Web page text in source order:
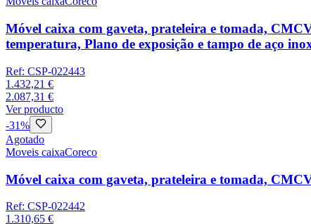
Móvel caixa com gaveta, prateleira e tomada,
temperatura, Plano de exposição e tampo de aço
Ref: CSP-022443
1.432,21 €
2.087,31 €
Ver producto
-31%
Agotado
Moveis caixaCoreco
Móvel caixa com gaveta, prateleira e tomada,
Ref: CSP-022442
1.310,65 €